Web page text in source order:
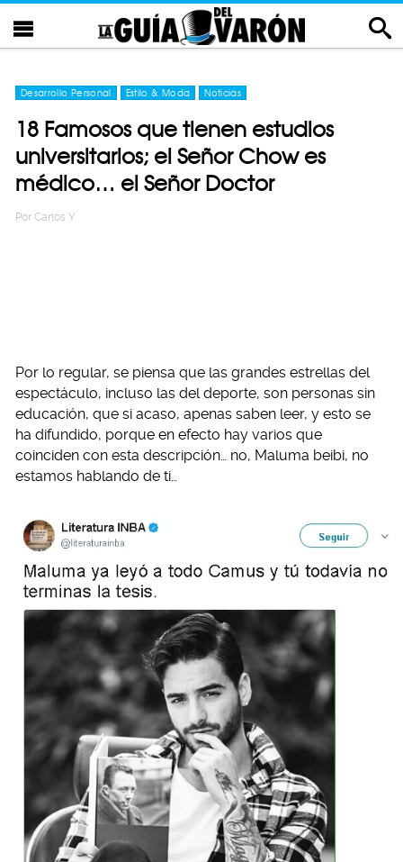
Desarrollo Personal Estilo & Moda Noticias
18 Famosos que tienen estudios
universitarios; el Señor Chow es
médico… el Señor Doctor
Por Carlos Y
Por lo regular, se piensa que las grandes estrellas del
espectáculo, incluso las del deporte, son personas sin
educación, que si acaso, apenas saben leer, y esto se
ha difundido, porque en efecto hay varios que
coinciden con esta descripción… no, Maluma beibi, no
estamos hablando de ti…